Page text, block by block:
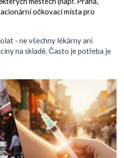
očkovací místa pro
- ne všechny lékárny ani
na skladě. Často je potřeba je